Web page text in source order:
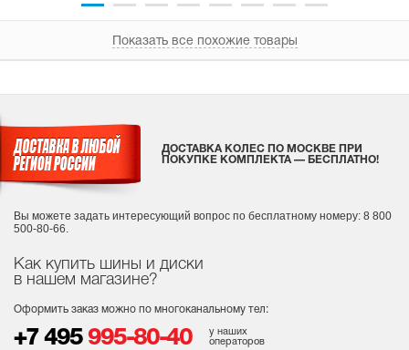
Показать все похожие товары
Как купить шины и диски
в нашем магазине?
Оформить заказ можно по многоканальному тел:
+7 495 995-80-40
у наших
операторов
ДОСТАВКА КОЛЕС ПО МОСКВЕ ПРИ
ПОКУПКЕ КОМПЛЕКТА — БЕСПЛАТНО!
Вы можете задать интересующий вопрос по бесплатному номеру: 8 800
500-80-66.